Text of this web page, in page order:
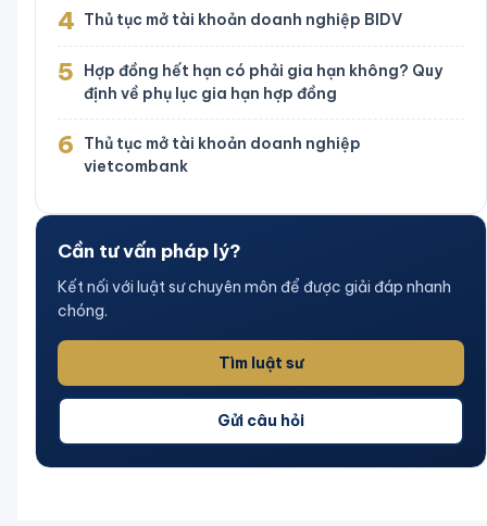
4 Thủ tục mở tài khoản doanh nghiệp BIDV
5
Hợp đồng hết hạn có phải gia hạn không? Quy
định về phụ lục gia hạn hợp đồng
6
Thủ tục mở tài khoản doanh nghiệp
vietcombank
Cần tư vấn pháp lý?
Kết nối với luật sư chuyên môn để được giải đáp nhanh
chóng.
Tìm luật sư
Gửi câu hỏi